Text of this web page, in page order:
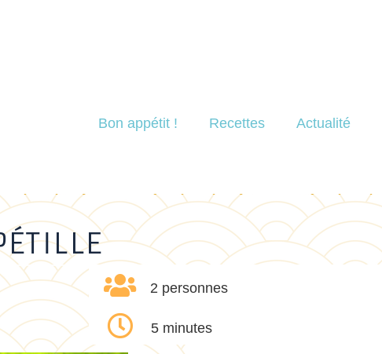
Bon appétit ! Recettes Actualité
2 personnes
5 minutes